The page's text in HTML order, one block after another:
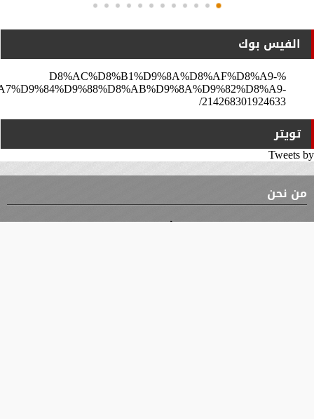
الفيس بوك
%D8%AC%D8%B1%D9%8A%D8%AF%D8%A9-
214268301924633/
تويتر
Tweets by
من نحن